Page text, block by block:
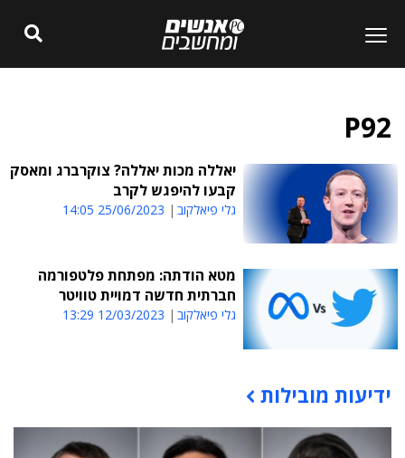
P92
יאללה מכות יאללה? צוקרברג ומאסק
קבעו להיפגש לקרב
גלי פיאלקוב 25/06/2023 14:05
מטא הודתה: מפתחת פלטפורמה
חברתית חדשה דמויית טוויטר
גלי פיאלקוב 12/03/2023 13:29
תוכן פרסומי
ידיעות מובילות